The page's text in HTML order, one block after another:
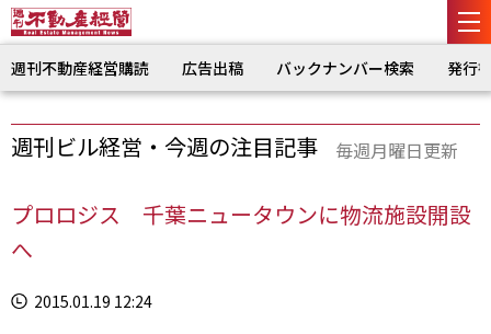
週刊不動産経営購読 広告出稿 バックナンバー検索 発行
週刊ビル経営・今週の注目記事 毎週月曜日更新
プロロジス 千葉ニュータウンに物流施設開設
へ
2015.01.19 12:24